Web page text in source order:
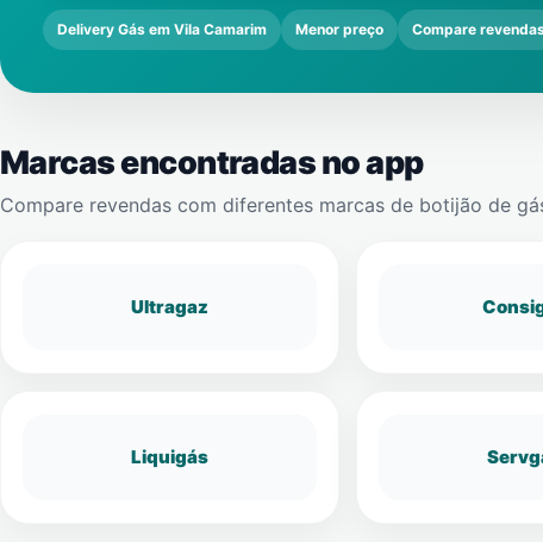
Delivery Gás em Vila Camarim Menor preço Compare
Marcas encontradas no app
Compare revendas com diferentes marcas de botijão de
Ultragaz
Liquigás